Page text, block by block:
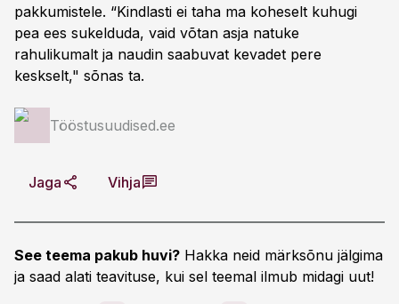
pakkumistele. “Kindlasti ei taha ma koheselt kuhugi
pea ees sukelduda, vaid võtan asja natuke
rahulikumalt ja naudin saabuvat kevadet pere
keskselt," sõnas ta.
Tööstusuudised.ee
Jaga Vihja
See teema pakub huvi? Hakka neid märksõnu jälgima
ja saad alati teavituse, kui sel teemal ilmub midagi uut!